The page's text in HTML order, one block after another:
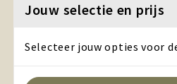
Jouw selectie en prijs
Selecteer jouw opties voor